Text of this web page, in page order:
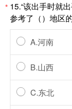
* 15.“该出手时就
参考了（）地区的
A.河南
B.山西
C.东北